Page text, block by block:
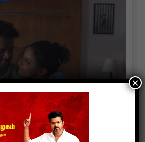
காதல் கதையாக
“ஏன் என்னை ஏதோ
வெளியானது !
Aug 3, 2026
×